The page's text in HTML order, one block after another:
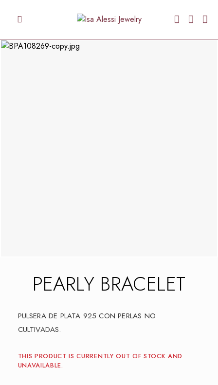
PEARLY BRACELET
PULSERA DE PLATA 925 CON PERLAS NO
CULTIVADAS.
THIS PRODUCT IS CURRENTLY OUT OF STOCK AND
UNAVAILABLE.